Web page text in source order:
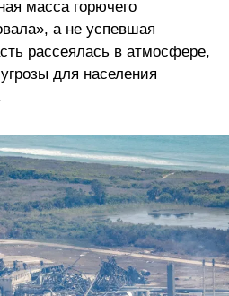
масса горючего
а не успевшая
рассеялась в атмосфере,
для населения